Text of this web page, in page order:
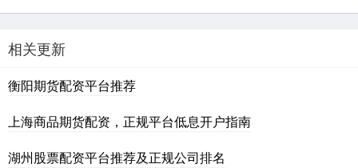
相关更新
衡阳期货配资平台推荐
上海商品期货配资，正规平台低息开户指南
湖州股票配资平台推荐及正规公司排名